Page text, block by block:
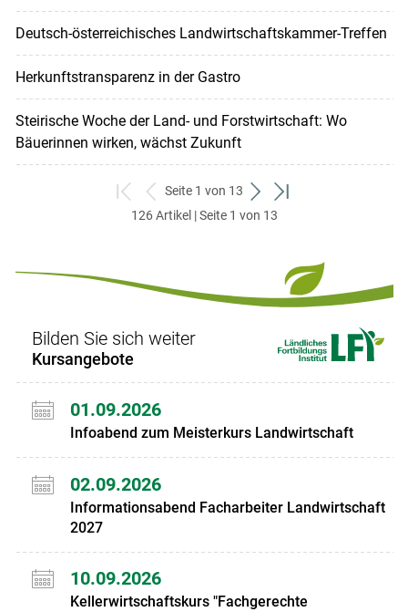
Deutsch-österreichisches Landwirtschaftskammer-Treffen
Herkunftstransparenz in der Gastro
Steirische Woche der Land- und Forstwirtschaft: Wo
Bäuerinnen wirken, wächst Zukunft
zum
ersten
zurück
zum
Seite 1 von 13
weiter
zum
zum
126 Artikel | Seite 1 von 13
Bilden Sie sich weiter
Kursangebote
01.09.2026
Infoabend zum Meisterkurs Landwirtschaft
02.09.2026
Informationsabend Facharbeiter Landwirtschaft
2027
10.09.2026
Kellerwirtschaftskurs "Fachgerechte